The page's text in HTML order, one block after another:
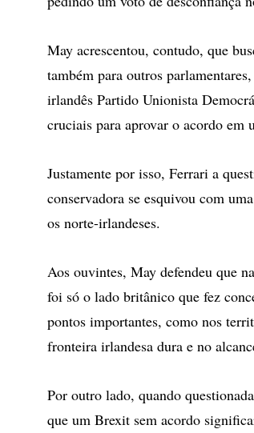
May acrescentou, contudo, que
também para outros
irlandês Partido Unionista
cruciais para aprovar o acordo em
Justamente por isso, Ferrari a
conservadora se esquivou com
os norte-irlandeses.
Aos ouvintes, May defendeu que
foi só o lado britânico que fez
pontos importantes, como nos
fronteira irlandesa dura e no
Por outro lado, quando
que um Brexit sem acordo